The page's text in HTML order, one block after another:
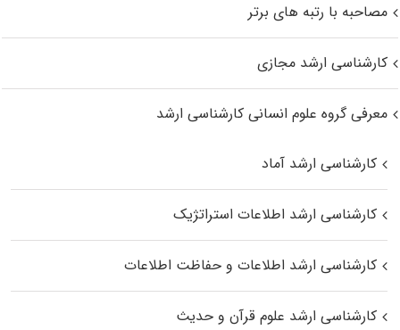
مصاحبه با رتبه های برتر
کارشناسی ارشد مجازی
معرفی گروه علوم انسانی کارشناسی ارشد
کارشناسی ارشد آماد
کارشناسی ارشد اطلاعات استراتژیک
کارشناسی ارشد اطلاعات و حفاظت اطلاعات
کارشناسی ارشد علوم قرآن و حدیث